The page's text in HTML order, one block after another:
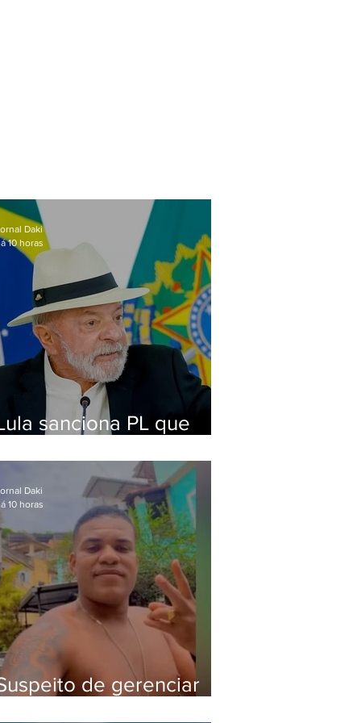
sanciona PL que
contra crianças
Daki
10 horas
de gerenciar
Daki
10 horas